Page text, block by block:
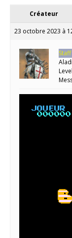
Créateur
23 octobre 2023 à
Staff